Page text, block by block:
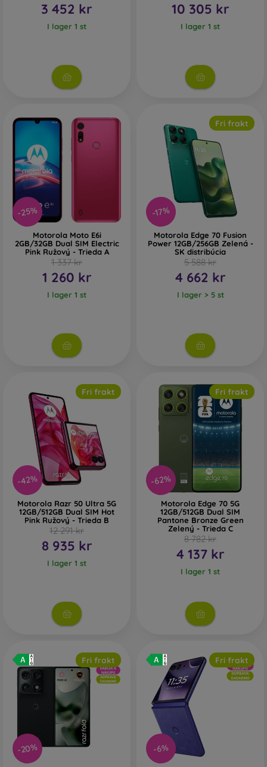
3 452 kr
I lager 1 st
10 305 kr
I lager 1 st
-25%
Motorola Moto E6i
2GB/32GB Dual SIM Electric
Pink Ružový - Trieda A
1 337 kr
1 260 kr
I lager 1 st
-17%
Fri frakt
Motorola Edge 70 Fusion
Power 12GB/256GB Zelená -
SK distribúcia
5 588 kr
4 662 kr
I lager > 5 st
-42%
Fri frakt
Motorola Razr 50 Ultra 5G
12GB/512GB Dual SIM Hot
Pink Ružový - Trieda B
12 291 kr
8 935 kr
I lager 1 st
-62%
Fri frakt
Motorola Edge 70 5G
12GB/512GB Dual SIM
Pantone Bronze Green
Zelený - Trieda C
8 782 kr
4 137 kr
I lager 1 st
-20%
Fri frakt
-6%
Fri frakt